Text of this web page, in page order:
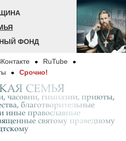
ФОНД
RuTube
Срочно!
СЕМЬЯ
часовни, гимназии, приюты,
благотворительные
иные православные
святому праведному